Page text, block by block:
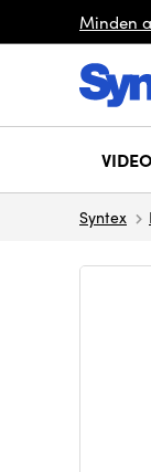
Minden
VIDEO
Syntex